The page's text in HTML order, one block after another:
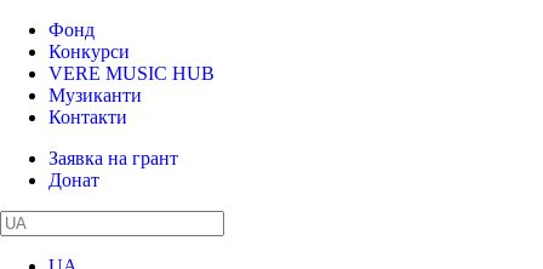
Фонд
Конкурси
VERE MUSIC HUB
Музиканти
Контакти
Заявка на грант
Донат